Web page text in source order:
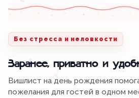
Без стресса и неловкости
Заранее, приватно и
Вишлист на день рождения
пожелания для гостей в одном